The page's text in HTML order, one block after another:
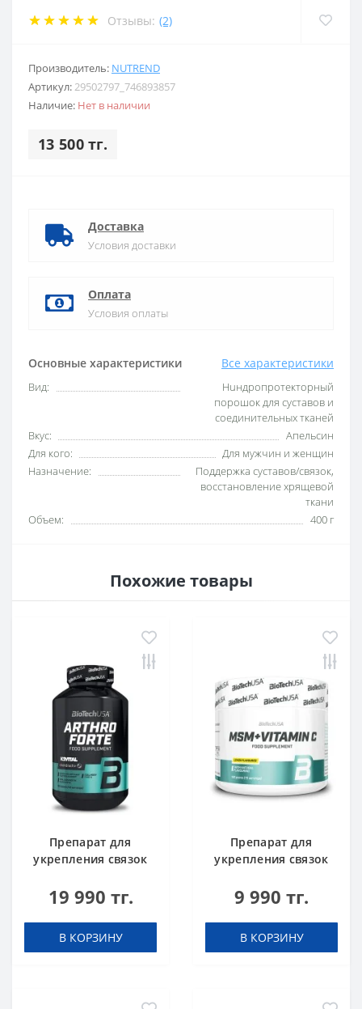
Отзывы: (2)
Производитель: NUTREND
Артикул:29502797_746893857
Наличие: Нет в наличии
13 500 тг.
Основные характеристики Все характеристики
Вид:
Huндропротекторный
порошок для суставов и
соединительных тканей
Вкус:
Апельсин
Для кого:
Для мужчин и женщин
Назначение:
Поддержка суставов/связок,
восстановление хрящевой
ткани
Объем:
400 г
Доставка
Условия доставки
Оплата
Условия оплаты
Похожие товары
Препарат для
укрепления связок
USA Arthro Forte 120
19 990 тг.
В КОРЗИНУ
Препарат для
укрепления связок
USA MSM + Vitamin C
9 990 тг.
В КОРЗИНУ